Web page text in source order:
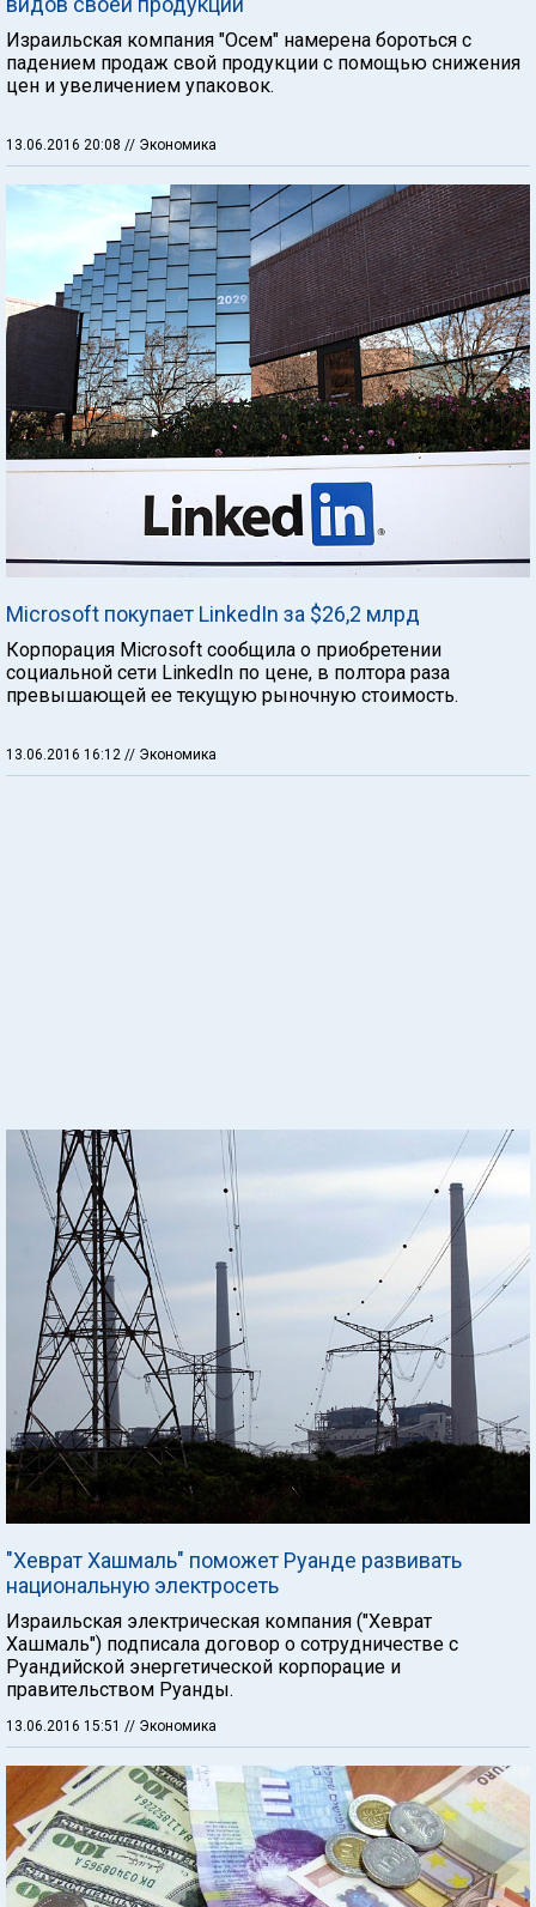
Израильская компания "Осем" намерена бороться с
падением продаж свой продукции с помощью снижения
цен и увеличением упаковок.
13.06.2016 20:08 // Экономика
Microsoft покупает LinkedIn за $26,2 млрд
Корпорация Microsoft сообщила о приобретении
социальной сети LinkedIn по цене, в полтора раза
превышающей ее текущую рыночную стоимость.
13.06.2016 16:12 // Экономика
"Хеврат Хашмаль" поможет Руанде развивать
национальную электросеть
Израильская электрическая компания ("Хеврат
Хашмаль") подписала договор о сотрудничестве с
Руандийской энергетической корпорацие и
правительством Руанды.
13.06.2016 15:51 // Экономика